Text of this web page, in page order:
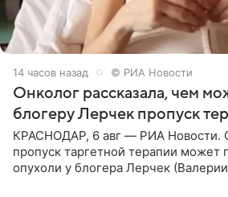
14 часов назад © РИА Новости
Онколог рассказала, чем
блогеру Лерчек пропуск
КРАСНОДАР, 6 авг — РИА Новости.
пропуск таргетной терапии может
опухоли у блогера Лерчек